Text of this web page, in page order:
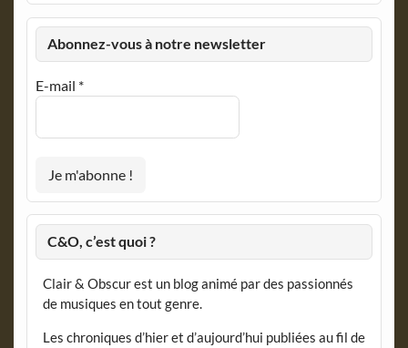
Abonnez-vous à notre newsletter
E-mail *
C&O, c’est quoi ?
Clair & Obscur est un blog animé par des passionnés
de musiques en tout genre.
Les chroniques d’hier et d’aujourd’hui publiées au fil de